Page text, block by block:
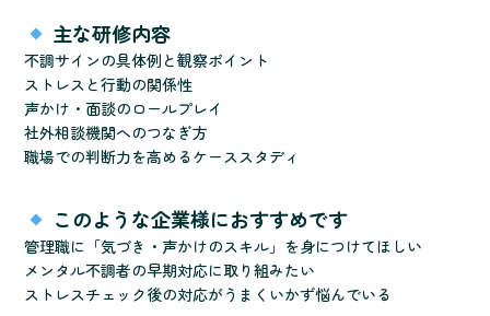
主な研修内容
不調サインの具体例と観察ポイント
ストレスと行動の関係性
声かけ・面談のロールプレイ
社外相談機関へのつなぎ方
職場での判断力を高めるケーススタディ
このような企業様におすすめです
管理職に「気づき・声かけのスキル」を身につけてほしい
メンタル不調者の早期対応に取り組みたい
ストレスチェック後の対応がうまくいかず悩んでいる